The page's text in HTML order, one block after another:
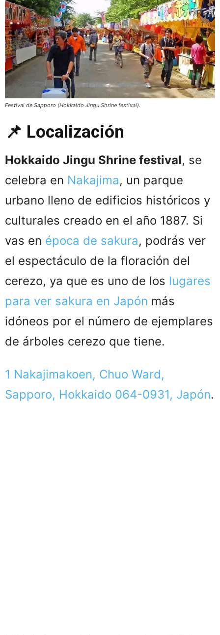
Festival de Sapporo (Hokkaido Jingu Shrine festival).
📌 Localización
Hokkaido Jingu Shrine festival, se
celebra en Nakajima, un parque
urbano lleno de edificios históricos y
culturales creado en el año 1887. Si
vas en época de sakura, podrás ver
el espectáculo de la floración del
cerezo, ya que es uno de los lugares
para ver sakura en Japón más
idóneos por el número de ejemplares
de árboles cerezo que tiene.
1 Nakajimakoen, Chuo Ward,
Sapporo, Hokkaido 064-0931, Japón.